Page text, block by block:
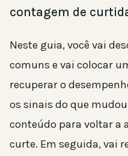
contagem de
Neste guia, você vai
comuns e vai colocar
recuperar o
os sinais do que
conteúdo para voltar a
curte. Em seguida, vai